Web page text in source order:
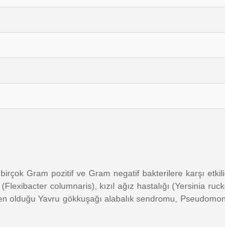
Gram pozitif ve Gram negatif bakterilere karşı
columnaris), kızıl ağız hastalığı (Yersinia
olduğu Yavru gökkuşağı alabalık sendromu,